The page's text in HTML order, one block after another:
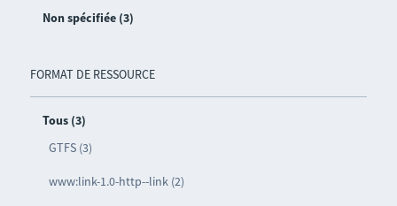
Non spécifiée (3)
FORMAT DE RESSOURCE
Tous (3)
GTFS (3)
www:link-1.0-http--link (2)